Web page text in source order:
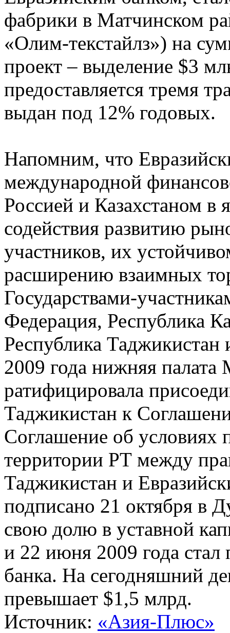
фабрики в Матчинском
«Олим-текстайлз») на
проект – выделение $3
предоставляется тремя
выдан под 12% годовых.
Напомним, что
международной
Россией и Казахстаном в
содействия развитию
участников, их
расширению взаимных
Государствами-
Федерация, Республика
Республика
2009 года нижняя
ратифицировала
Таджикистан к
Соглашение об условиях
территории РТ между
Таджикистан и
подписано 21 октября в
свою долю в уставной
и 22 июня 2009 года
банка. На сегодняшний
превышает $1,5 млрд.
Источник: «Азия-Плюс»